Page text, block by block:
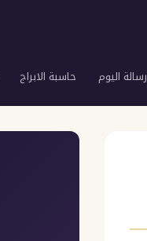
رسالة اليوم حاسبة الابراج